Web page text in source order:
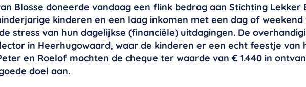
Blosse doneerde vandaag een flink bedrag aan Stichting Lekker
kinderen en een laag inkomen met een dag of weekend
stress van hun dagelijkse (financiële) uitdagingen. De
in Heerhugowaard, waar de kinderen er een echt feestje van
en Roelof mochten de cheque ter waarde van € 1.440 in
doel aan.